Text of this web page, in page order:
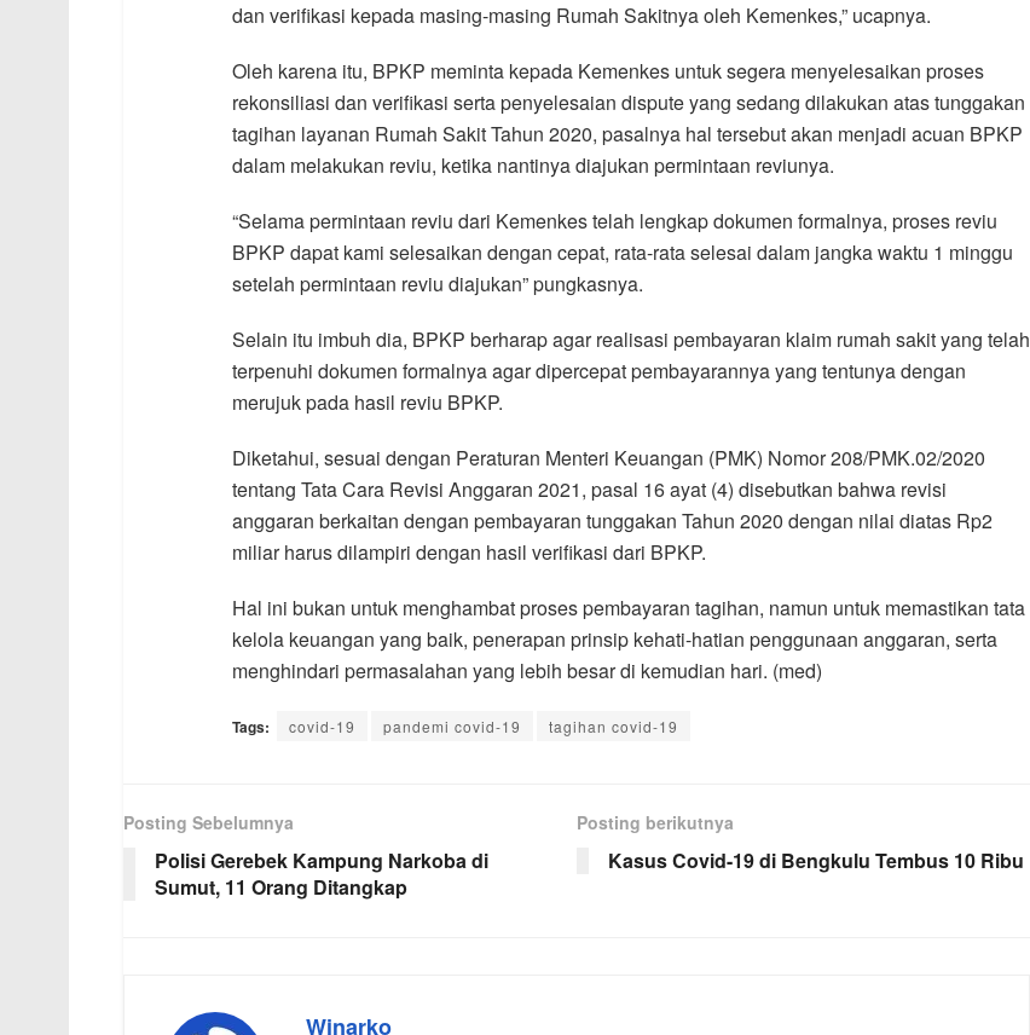
dan verifikasi kepada masing-masing Rumah Sakitnya oleh Kemenkes,” ucapnya.
Oleh karena itu, BPKP meminta kepada Kemenkes untuk segera menyelesaikan proses
rekonsiliasi dan verifikasi serta penyelesaian dispute yang sedang dilakukan atas tunggakan
tagihan layanan Rumah Sakit Tahun 2020, pasalnya hal tersebut akan menjadi acuan BPKP
dalam melakukan reviu, ketika nantinya diajukan permintaan reviunya.
“Selama permintaan reviu dari Kemenkes telah lengkap dokumen formalnya, proses reviu
BPKP dapat kami selesaikan dengan cepat, rata-rata selesai dalam jangka waktu 1 minggu
setelah permintaan reviu diajukan” pungkasnya.
Selain itu imbuh dia, BPKP berharap agar realisasi pembayaran klaim rumah sakit yang telah
terpenuhi dokumen formalnya agar dipercepat pembayarannya yang tentunya dengan
merujuk pada hasil reviu BPKP.
Diketahui, sesuai dengan Peraturan Menteri Keuangan (PMK) Nomor 208/PMK.02/2020
tentang Tata Cara Revisi Anggaran 2021, pasal 16 ayat (4) disebutkan bahwa revisi
anggaran berkaitan dengan pembayaran tunggakan Tahun 2020 dengan nilai diatas Rp2
miliar harus dilampiri dengan hasil verifikasi dari BPKP.
Hal ini bukan untuk menghambat proses pembayaran tagihan, namun untuk memastikan tata
kelola keuangan yang baik, penerapan prinsip kehati-hatian penggunaan anggaran, serta
menghindari permasalahan yang lebih besar di kemudian hari. (med)
Tags: covid-19 pandemi covid-19 tagihan covid-19
Posting Sebelumnya
Polisi Gerebek Kampung Narkoba di
Sumut, 11 Orang Ditangkap
Posting berikutnya
Kasus Covid-19 di Bengkulu Tembus 10 Ribu
Winarko